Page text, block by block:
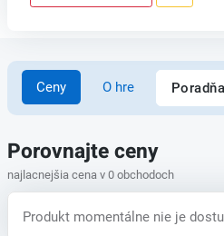
Ceny O hre Poradňa
Porovnajte ceny
najlacnejšia cena v 0 obchodoch
Produkt momentálne nie je